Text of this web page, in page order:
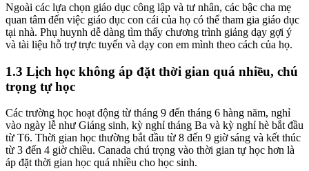
Ngoài các lựa chọn giáo dục công lập và tư nhân, các bậc cha mẹ
quan tâm đến việc giáo dục con cái của họ có thể tham gia giáo dục
tại nhà. Phụ huynh dễ dàng tìm thấy chương trình giảng dạy gợi ý
và tài liệu hỗ trợ trực tuyến và dạy con em mình theo cách của họ.
1.3 Lịch học không áp đặt thời gian quá nhiều, chú
trọng tự học
Các trường học hoạt động từ tháng 9 đến tháng 6 hàng năm, nghỉ
vào ngày lễ như Giáng sinh, kỳ nghỉ tháng Ba và kỳ nghỉ hè bắt đầu
từ T6. Thời gian học thường bắt đầu từ 8 đến 9 giờ sáng và kết thúc
từ 3 đến 4 giờ chiều. Canada chú trọng vào thời gian tự học hơn là
áp đặt thời gian học quá nhiều cho học sinh.